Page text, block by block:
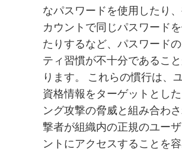
なパスワードを使用したり
カウントで同じパスワード
たりするなど、パスワード
ティ習慣が不十分であるこ
ります。 これらの慣行は、
資格情報をターゲットとし
ング攻撃の脅威と組み合わ
撃者が組織内の正規のユー
ントにアクセスすることを